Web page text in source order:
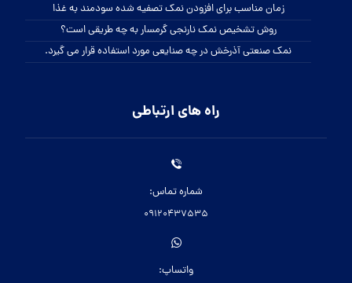
زمان مناسب برای افزودن نمک تصفیه شده سودمند به غذا
روش تشخیص نمک نارنجی گرمسار به چه طریقی است؟
نمک صنعتی آذرخش در چه صنایعی مورد استفاده قرار می گیرد.
راه های ارتباطی
شماره تماس:
09120437535
واتساپ: